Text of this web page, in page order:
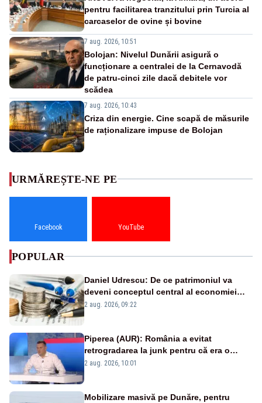
pentru facilitarea tranzitului prin Turcia al
carcaselor de ovine și bovine
7 aug. 2026, 10:51
Bolojan: Nivelul Dunării asigură o
funcționare a centralei de la Cernavodă
de patru-cinci zile dacă debitele vor
scădea
7 aug. 2026, 10:43
Criza din energie. Cine scapă de măsurile
de raționalizare impuse de Bolojan
URMĂREȘTE-NE PE
Facebook YouTube
POPULAR
Daniel Udrescu: De ce patrimoniul va
deveni conceptul central al economiei
viitoare?
2 aug. 2026, 09:22
Piperea (AUR): România a evitat
retrogradarea la junk pentru că era o
catastrofă pentru bănci și fondurile de
2 aug. 2026, 10:01
Mobilizare masivă pe Dunăre, pentru